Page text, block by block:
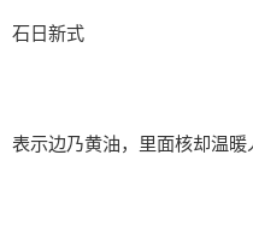
石日新式
表示边乃黄油，里面核却温暖